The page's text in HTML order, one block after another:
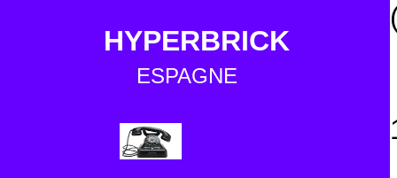
HYPERBRICK
ESPAGNE